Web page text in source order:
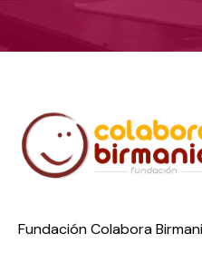
Fundación Colabora